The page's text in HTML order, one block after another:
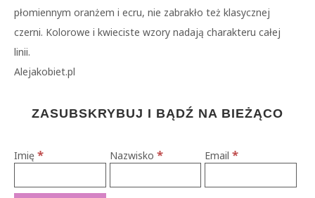
płomiennym oranżem i ecru, nie zabrakło też klasycznej
czerni. Kolorowe i kwieciste wzory nadają charakteru całej
linii.
Alejakobiet.pl
ZASUBSKRYBUJ I BĄDŹ NA BIEŻĄCO
Imię * Nazwisko * Email*